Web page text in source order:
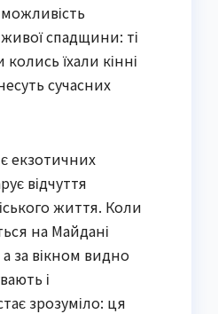
спадщини: ті
їхали кінні
сучасних
екзотичних
відчуття
життя. Коли
на Майдані
за вікном видно
і
зрозуміло: ця